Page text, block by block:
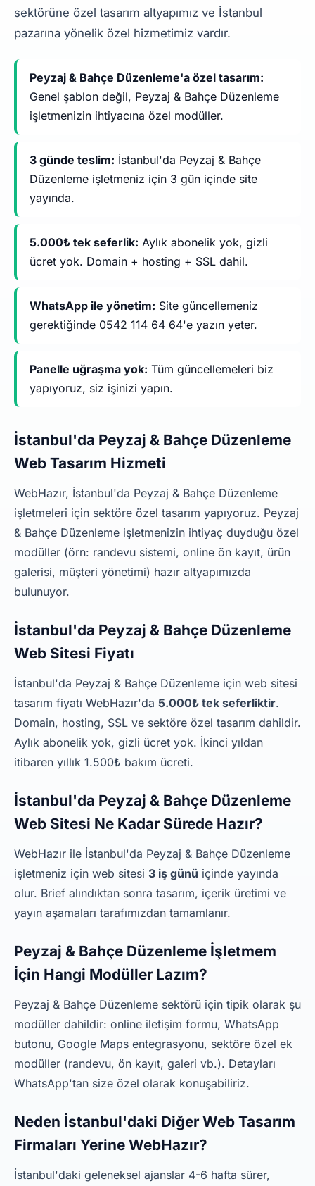
sektörüne özel tasarım altyapımız ve İstanbul
pazarına yönelik özel hizmetimiz vardır.
Peyzaj & Bahçe Düzenleme'a özel tasarım:
Genel şablon değil, Peyzaj & Bahçe Düzenleme
işletmenizin ihtiyacına özel modüller.
3 günde teslim: İstanbul'da Peyzaj & Bahçe
Düzenleme işletmeniz için 3 gün içinde site
yayında.
5.000₺ tek seferlik: Aylık abonelik yok, gizli
ücret yok. Domain + hosting + SSL dahil.
WhatsApp ile yönetim: Site güncellemeniz
gerektiğinde 0542 114 64 64'e yazın yeter.
Panelle uğraşma yok: Tüm güncellemeleri biz
yapıyoruz, siz işinizi yapın.
İstanbul'da Peyzaj & Bahçe Düzenleme
Web Tasarım Hizmeti
WebHazır, İstanbul'da Peyzaj & Bahçe Düzenleme
işletmeleri için sektöre özel tasarım yapıyoruz. Peyzaj
& Bahçe Düzenleme işletmenizin ihtiyaç duyduğu özel
modüller (örn: randevu sistemi, online ön kayıt, ürün
galerisi, müşteri yönetimi) hazır altyapımızda
bulunuyor.
İstanbul'da Peyzaj & Bahçe Düzenleme
Web Sitesi Fiyatı
İstanbul'da Peyzaj & Bahçe Düzenleme için web sitesi
tasarım fiyatı WebHazır'da 5.000₺ tek seferliktir.
Domain, hosting, SSL ve sektöre özel tasarım dahildir.
Aylık abonelik yok, gizli ücret yok. İkinci yıldan
itibaren yıllık 1.500₺ bakım ücreti.
İstanbul'da Peyzaj & Bahçe Düzenleme
Web Sitesi Ne Kadar Sürede Hazır?
WebHazır ile İstanbul'da Peyzaj & Bahçe Düzenleme
işletmeniz için web sitesi 3 iş günü içinde yayında
olur. Brief alındıktan sonra tasarım, içerik üretimi ve
yayın aşamaları tarafımızdan tamamlanır.
Peyzaj & Bahçe Düzenleme İşletmem
İçin Hangi Modüller Lazım?
Peyzaj & Bahçe Düzenleme sektörü için tipik olarak şu
modüller dahildir: online iletişim formu, WhatsApp
butonu, Google Maps entegrasyonu, sektöre özel ek
modüller (randevu, ön kayıt, galeri vb.). Detayları
WhatsApp'tan size özel olarak konuşabiliriz.
Neden İstanbul'daki Diğer Web Tasarım
Firmaları Yerine WebHazır?
İstanbul'daki geleneksel ajanslar 4-6 hafta sürer,